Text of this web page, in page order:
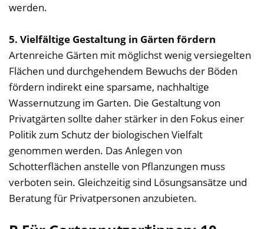
werden.
5. Vielfältige Gestaltung in Gärten fördern
Artenreiche Gärten mit möglichst wenig versiegelten
Flächen und durchgehendem Bewuchs der Böden
fördern indirekt eine sparsame, nachhaltige
Wassernutzung im Garten. Die Gestaltung von
Privatgärten sollte daher stärker in den Fokus einer
Politik zum Schutz der biologischen Vielfalt
genommen werden. Das Anlegen von
Schotterflächen anstelle von Pflanzungen muss
verboten sein. Gleichzeitig sind Lösungsansätze und
Beratung für Privatpersonen anzubieten.